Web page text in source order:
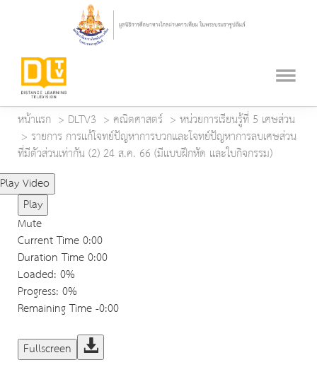
หน้าแรก DLTV3 คณิตศาสตร์
หน่วยการเรียนรู้ที่ 5 เศษส่วน
รายการ การแก้โจทย์ปัญหาการบวกและโจทย์ปัญหาการลบเศษส่วน
ที่มีตัวส่วนเท่ากัน (2) 24 ส.ค. 66 (มีแบบฝึกหัด และใบกิจกรรม)
Play Video
Play
Mute
Current Time0:00
Duration Time0:00
Loaded: 0%
Progress: 0%
Remaining Time-0:00
Fullscreen